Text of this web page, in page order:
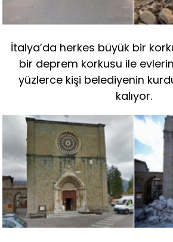
İtalya’da herkes büyük bir
bir deprem korkusu ile
yüzlerce kişi belediyenin
kalıyor.